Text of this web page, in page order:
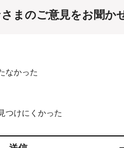
まのご意見をお聞か
なかった
つけにくかった